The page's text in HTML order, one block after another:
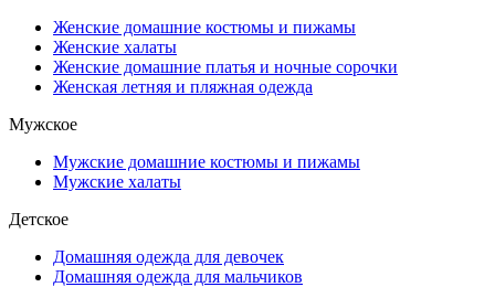
Женские домашние костюмы и пижамы
Женские халаты
Женские домашние платья и ночные сорочки
Женская летняя и пляжная одежда
Мужское
Мужские домашние костюмы и пижамы
Мужские халаты
Детское
Домашняя одежда для девочек
Домашняя одежда для мальчиков